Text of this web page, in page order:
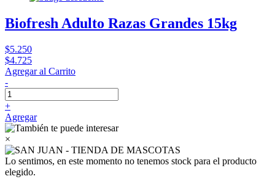
Biofresh Adulto Razas Grandes 15kg
$5.250
$4.725
Agregar al Carrito
-
+
Agregar
×
Lo sentimos, en este momento no tenemos stock para el producto
elegido.